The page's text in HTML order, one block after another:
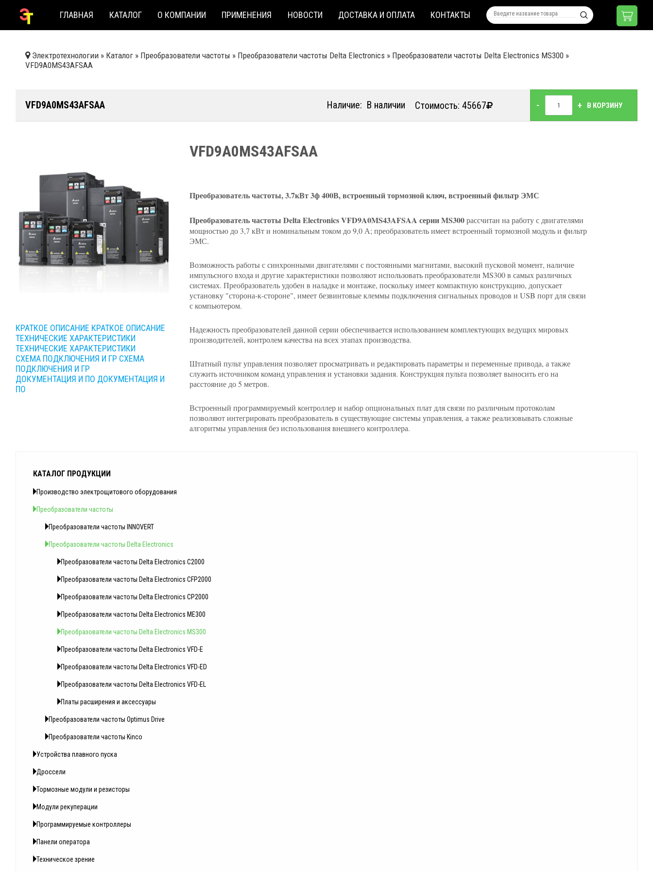
ГЛАВНАЯ КАТАЛОГ О КОМПАНИИ ПРИМЕНЕНИЯ НОВОСТИ ДОСТАВКА И ОПЛАТА КОНТАКТЫ
Электротехнологии » Каталог » Преобразователи частоты » Преобразователи частоты Delta Electronics » Преобразователи частоты Delta Electronics MS300 »
VFD9A0MS43AFSAA
VFD9A0MS43AFSAA Наличие: В наличии Стоимость: 45667 - + В КОРЗИНУ
КРАТКОЕ ОПИСАНИЕ КРАТКОЕ ОПИСАНИЕ
ТЕХНИЧЕСКИЕ ХАРАКТЕРИСТИКИ
ТЕХНИЧЕСКИЕ ХАРАКТЕРИСТИКИ
СХЕМА ПОДКЛЮЧЕНИЯ И ГР СХЕМА
ПОДКЛЮЧЕНИЯ И ГР
ДОКУМЕНТАЦИЯ И ПО ДОКУМЕНТАЦИЯ И
ПО
VFD9A0MS43AFSAA
Преобразователь частоты, 3.7кВт 3ф 400В, встроенный тормозной ключ, встроенный фильтр ЭМС
Преобразователь частоты Delta Electronics VFD9A0MS43AFSAA серии MS300рассчитан на работу с двигателями
мощностью до 3,7 кВт и номинальным током до 9,0 А; преобразователь имеет встроенный тормозной модуль и фильтр
ЭМС.
Возможность работы с синхронными двигателями с постоянными магнитами, высокий пусковой момент, наличие
импульсного входа и другие характеристики позволяют использовать преобразователи MS300 в самых различных
системах. Преобразователь удобен в наладке и монтаже, поскольку имеет компактную конструкцию, допускает
установку "сторона-к-стороне", имеет безвинтовые клеммы подключения сигнальных проводов и USB порт для связи
с компьютером.
Надежность преобразователей данной серии обеспечивается использованием комплектующих ведущих мировых
производителей, контролем качества на всех этапах производства.
Штатный пульт управления позволяет просматривать и редактировать параметры и переменные привода, а также
служить источником команд управления и установки задания. Конструкция пульта позволяет выносить его на
расстояние до 5 метров.
Встроенный программируемый контроллер и набор опциональных плат для связи по различным протоколам
позволяют интегрировать преобразователь в существующие системы управления, а также реализовывать сложные
алгоритмы управления без использования внешнего контроллера.
КАТАЛОГ ПРОДУКЦИИ
Производство электрощитового оборудования
Преобразователи частоты
Преобразователи частоты INNOVERT
Преобразователи частоты Delta Electronics
Преобразователи частоты Delta Electronics C2000
Преобразователи частоты Delta Electronics CFP2000
Преобразователи частоты Delta Electronics CP2000
Преобразователи частоты Delta Electronics ME300
Преобразователи частоты Delta Electronics MS300
Преобразователи частоты Delta Electronics VFD-E
Преобразователи частоты Delta Electronics VFD-ED
Преобразователи частоты Delta Electronics VFD-EL
Платы расширения и аксессуары
Преобразователи частоты Optimus Drive
Преобразователи частоты Kinco
Устройства плавного пуска
Дроссели
Тормозные модули и резисторы
Модули рекуперации
Программируемые контроллеры
Панели оператора
Техническое зрение